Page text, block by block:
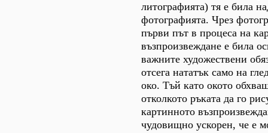
литографията) тя е била
фотографията. Чрез
първи път в процеса на
възпроизвеждане е била
важните художествени
отсега нататък само на
око. Тъй като окото
отколкото ръката да го
картинното
чудовищно ускорен, че е